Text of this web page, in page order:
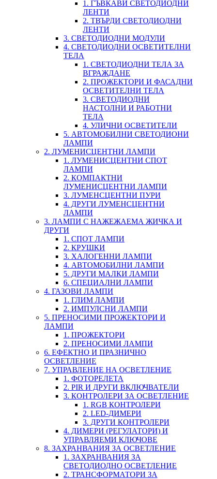
1. ГЪВКАВИ СВЕТОДИОДНИ
ЛЕНТИ
2. ТВЪРДИ СВЕТОДИОДНИ
ЛЕНТИ
3. СВЕТОДИОДНИ МОДУЛИ
4. СВЕТОДИОДНИ ОСВЕТИТЕЛНИ
ТЕЛА
1. СВЕТОДИОДНИ ТЕЛА ЗА
ВГРАЖДАНЕ
2. ПРОЖЕКТОРИ И ФАСАДНИ
ОСВЕТИТЕЛНИ ТЕЛА
3. СВЕТОДИОДНИ
НАСТОЛНИ И РАБОТНИ
ТЕЛА
4. УЛИЧНИ ОСВЕТИТЕЛИ
5. АВТОМОБИЛНИ СВЕТОДИОНИ
ЛАМПИ
2. ЛУМЕНИСЦЕНТНИ ЛАМПИ
1. ЛУМЕНИСЦЕНТНИ СПОТ
ЛАМПИ
2. КОМПАКТНИ
ЛУМЕНИСЦЕНТНИ ЛАМПИ
3. ЛУМЕНСЦЕНТНИ ПУРИ
4. ДРУГИ ЛУМЕНСЦЕНТНИ
ЛАМПИ
3. ЛАМПИ С НАЖЕЖАЕМА ЖИЧКА И
ДРУГИ
1. СПОТ ЛАМПИ
2. КРУШКИ
3. ХАЛОГЕННИ ЛАМПИ
4. АВТОМОБИЛНИ ЛАМПИ
5. ДРУГИ МАЛКИ ЛАМПИ
6. СПЕЦИАЛНИ ЛАМПИ
4. ГАЗОВИ ЛАМПИ
1. ГЛИМ ЛАМПИ
2. ИМПУЛСНИ ЛАМПИ
5. ПРЕНОСИМИ ПРОЖЕКТОРИ И
ЛАМПИ
1. ПРОЖЕКТОРИ
2. ПРЕНОСИМИ ЛАМПИ
6. ЕФЕКТНО И ПРАЗНИЧНО
ОСВЕТЛЕНИЕ
7. УПРАВЛЕНИЕ НА ОСВЕТЛЕНИЕ
1. ФОТОРЕЛЕТА
2. PIR И ДРУГИ ВКЛЮЧВАТЕЛИ
3. КОНТРОЛЕРИ ЗА ОСВЕТЛЕНИЕ
1. RGB КОНТРОЛЕРИ
2. LED-ДИМЕРИ
3. ДРУГИ КОНТРОЛЕРИ
4. ДИМЕРИ (РЕГУЛАТОРИ) И
УПРАВЛЯЕМИ КЛЮЧОВЕ
8. ЗАХРАНВАНИЯ ЗА ОСВЕТЛЕНИЕ
1. ЗАХРАНВАНИЯ ЗА
СВЕТОДИОДНО ОСВЕТЛЕНИЕ
2. ТРАНСФОРМАТОРИ ЗА